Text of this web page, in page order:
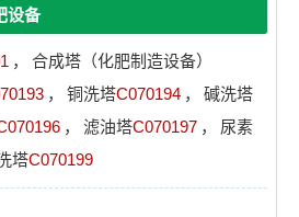
设备
，
合成塔（化肥制造设备）
， 铜洗塔C070194 ，
碱洗塔
， 滤油塔C070197 ，
尿素
塔C070199